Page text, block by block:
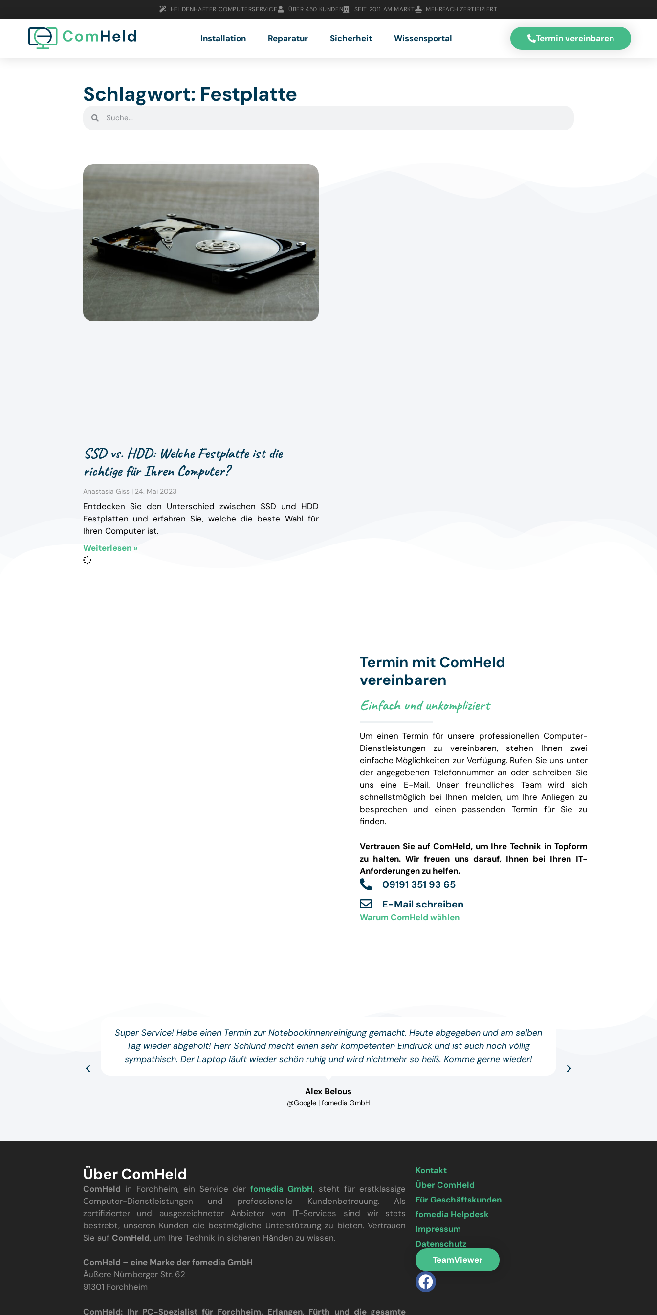
HELDENHAFTER COMPUTERSERVICE ÜBER 450 KUNDEN SEIT 2011 AM MARKT MEHRFACH ZERTIFIZIERT
Installation Reparatur Sicherheit Wissensportal Termin vereinbaren
Schlagwort: Festplatte
SSD vs. HDD: Welche Festplatte ist die
richtige für Ihren Computer?
Anastasia Giss 24. Mai 2023
Entdecken Sie den Unterschied zwischen SSD und HDD
Festplatten und erfahren Sie, welche die beste Wahl für
Ihren Computer ist.
Weiterlesen »
Termin mit ComHeld
vereinbaren
Einfach und unkompliziert
Um einen Termin für unsere professionellen Computer-
Dienstleistungen zu vereinbaren, stehen Ihnen zwei
einfache Möglichkeiten zur Verfügung. Rufen Sie uns unter
der angegebenen Telefonnummer an oder schreiben Sie
uns eine E-Mail. Unser freundliches Team wird sich
schnellstmöglich bei Ihnen melden, um Ihre Anliegen zu
besprechen und einen passenden Termin für Sie zu
finden.
Vertrauen Sie auf ComHeld, um Ihre Technik in Topform
zu halten. Wir freuen uns darauf, Ihnen bei Ihren IT-
Anforderungen zu helfen.
09191 351 93 65
E-Mail schreiben
Warum ComHeld wählen
Super Service! Habe einen Termin zur Notebookinnenreinigung gemacht. Heute abgegeben und am selben
Tag wieder abgeholt! Herr Schlund macht einen sehr kompetenten Eindruck und ist auch noch völlig
sympathisch. Der Laptop läuft wieder schön ruhig und wird nichtmehr so heiß. Komme gerne wieder!
Alex Belous
@Google | fomedia GmbH
Über ComHeld
ComHeld in Forchheim, ein Service derfomedia GmbH, steht für erstklassige
Computer-Dienstleistungen und professionelle Kundenbetreuung. Als
zertifizierter und ausgezeichneter Anbieter von IT-Services sind wir stets
bestrebt, unseren Kunden die bestmögliche Unterstützung zu bieten. Vertrauen
Sie auf ComHeld, um Ihre Technik in sicheren Händen zu wissen.
ComHeld – eine Marke der fomedia GmbH
Äußere Nürnberger Str. 62
91301 Forchheim
ComHeld: Ihr PC-Spezialist für Forchheim, Erlangen, Fürth und die gesamte
Kontakt
Über ComHeld
Für Geschäftskunden
fomedia Helpdesk
Impressum
Datenschutz
TeamViewer